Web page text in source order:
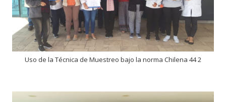
Uso de la Técnica de Muestreo bajo la norma Chilena 44 2